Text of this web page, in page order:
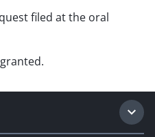
filed at the oral